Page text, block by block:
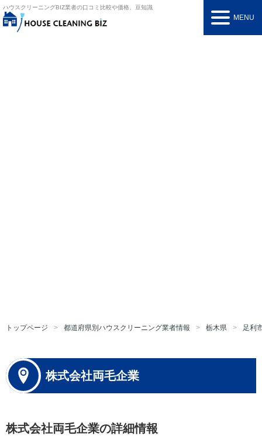
ハウスクリーニングBIZ業者の口コミ比較や価格、豆知識
MENU
トップページ 都道府県別ハウスクリーニング業者情報 栃木県 足利
株式会社両毛企業
株式会社両毛企業の詳細情報